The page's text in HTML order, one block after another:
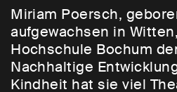
Miriam Poersch,
aufgewachsen in
Hochschule Bochum
Nachhaltige
Kindheit hat sie viel